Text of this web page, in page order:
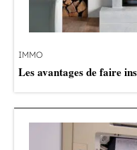
IMMO
Les avantages de faire